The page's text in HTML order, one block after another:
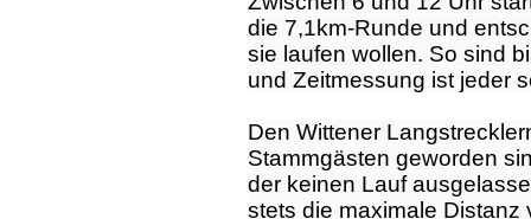
die 7,1km-Runde und
sie laufen wollen. So sind
und Zeitmessung ist jeder
Den Wittener
Stammgästen geworden
der keinen Lauf
stets die maximale Distanz